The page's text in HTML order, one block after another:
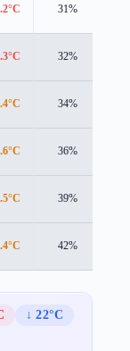
31%
32%
34%
36%
39%
42%
↓ 22°C